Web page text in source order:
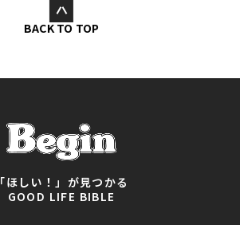
BACK TO TOP
「ほしい！」が見つかる
GOOD LIFE BIBLE